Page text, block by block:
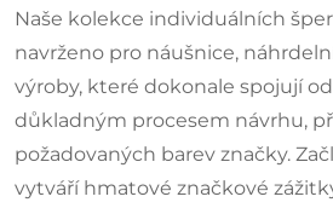
Naše kolekce individuálních
navrženo pro náušnice,
výroby, které dokonale spojují
důkladným procesem návrhu,
požadovaných barev značky.
vytváří hmatové značkové